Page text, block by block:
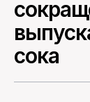
сока